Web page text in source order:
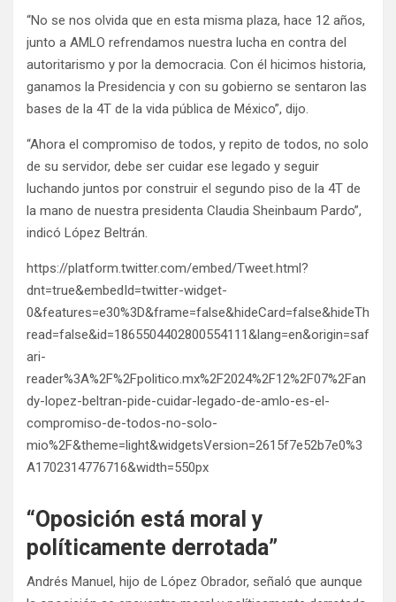
“No se nos olvida que en esta misma plaza, hace 12 años,
junto a AMLO refrendamos nuestra lucha en contra del
autoritarismo y por la democracia. Con él hicimos historia,
ganamos la Presidencia y con su gobierno se sentaron las
bases de la 4T de la vida pública de México”, dijo.
“Ahora el compromiso de todos, y repito de todos, no solo
de su servidor, debe ser cuidar ese legado y seguir
luchando juntos por construir el segundo piso de la 4T de
la mano de nuestra presidenta Claudia Sheinbaum Pardo”,
indicó López Beltrán.
https://platform.twitter.com/embed/Tweet.html?
dnt=true&embedId=twitter-widget-
0&features=e30%3D&frame=false&hideCard=false&hideTh
read=false&id=1865504402800554111&lang=en&origin=saf
ari-
reader%3A%2F%2Fpolitico.mx%2F2024%2F12%2F07%2Fan
dy-lopez-beltran-pide-cuidar-legado-de-amlo-es-el-
compromiso-de-todos-no-solo-
mio%2F&theme=light&widgetsVersion=2615f7e52b7e0%3
A1702314776716&width=550px
“Oposición está moral y
políticamente derrotada”
Andrés Manuel, hijo de López Obrador, señaló que aunque